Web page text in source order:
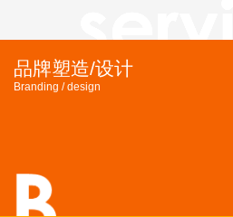
品牌塑造/设计
Branding / design